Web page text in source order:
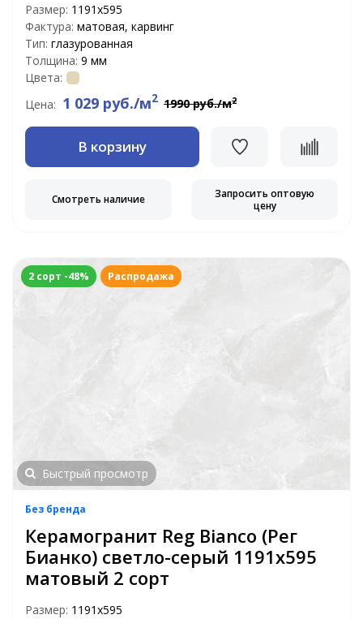
Размер: 1191x595
Фактура: матовая, карвинг
Тип: глазурованная
Толщина: 9 мм
Цвета:
Цена: 1 029 руб./м2 1990 руб./м2
В корзину
Смотреть наличие
Запросить оптовую
цену
2 сорт -48% Распродажа
Быстрый просмотр
Без бренда
Керамогранит Reg Bianco (Рег
Бианко) светло-серый 1191х595
матовый 2 сорт
Размер: 1191x595